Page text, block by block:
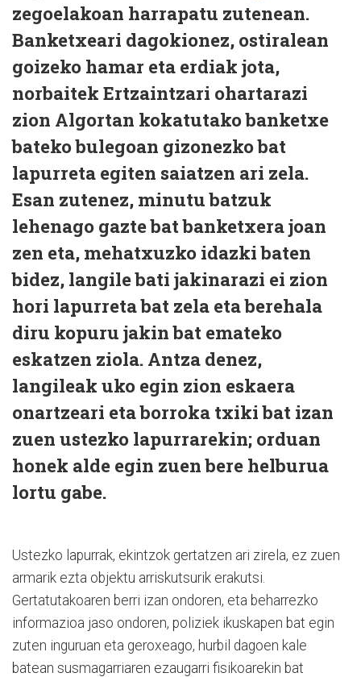
zegoelakoan harrapatu zutenean.
Banketxeari dagokionez, ostiralean
goizeko hamar eta erdiak jota,
norbaitek Ertzaintzari ohartarazi
zion Algortan kokatutako banketxe
bateko bulegoan gizonezko bat
lapurreta egiten saiatzen ari zela.
Esan zutenez, minutu batzuk
lehenago gazte bat banketxera joan
zen eta, mehatxuzko idazki baten
bidez, langile bati jakinarazi ei zion
hori lapurreta bat zela eta berehala
diru kopuru jakin bat emateko
eskatzen ziola. Antza denez,
langileak uko egin zion eskaera
onartzeari eta borroka txiki bat izan
zuen ustezko lapurrarekin; orduan
honek alde egin zuen bere helburua
lortu gabe.
Ustezko lapurrak, ekintzok gertatzen ari zirela, ez zuen
armarik ezta objektu arriskutsurik erakutsi.
Gertatutakoaren berri izan ondoren, eta beharrezko
informazioa jaso ondoren, poliziek ikuskapen bat egin
zuten inguruan eta geroxeago, hurbil dagoen kale
batean susmagarriaren ezaugarri fisikoarekin bat